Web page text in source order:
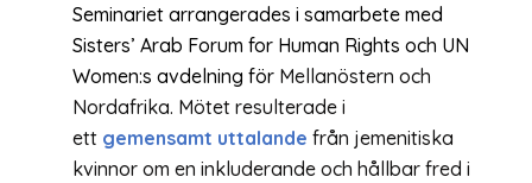
Seminariet arrangerades i samarbete med
Sisters’ Arab Forum for Human Rights och UN
Women:s avdelning för Mellanöstern och
Nordafrika. Mötet resulterade i
ett gemensamt uttalande från jemenitiska
kvinnor om en inkluderande och hållbar fred i